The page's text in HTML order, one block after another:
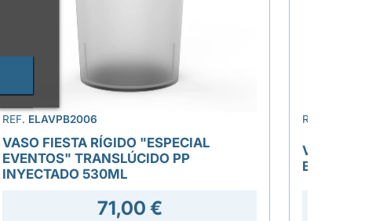
REF. ELAVPB2006
VASO FIESTA RÍGIDO "ESPECIAL
EVENTOS" TRANSLÚCIDO PP
INYECTADO 530ML
71,00 €
REF.
VASO PP
BEBIDAS